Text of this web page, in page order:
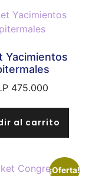
Yacimientos
475.000
al carrito
¡Oferta!